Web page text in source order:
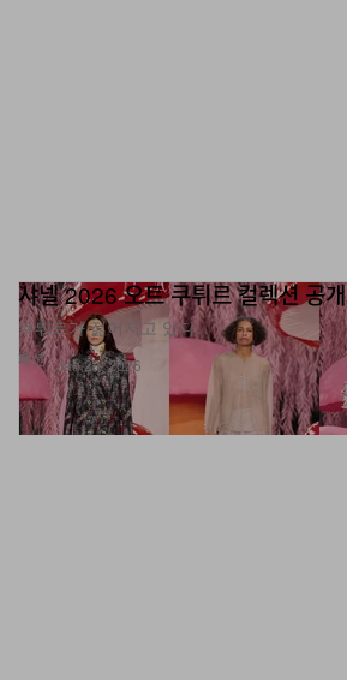
패션
샤넬 2026 오트 쿠튀르 컬렉션 공개
쿠튀르가 젊어지고 있다.
Jan 28, 2026